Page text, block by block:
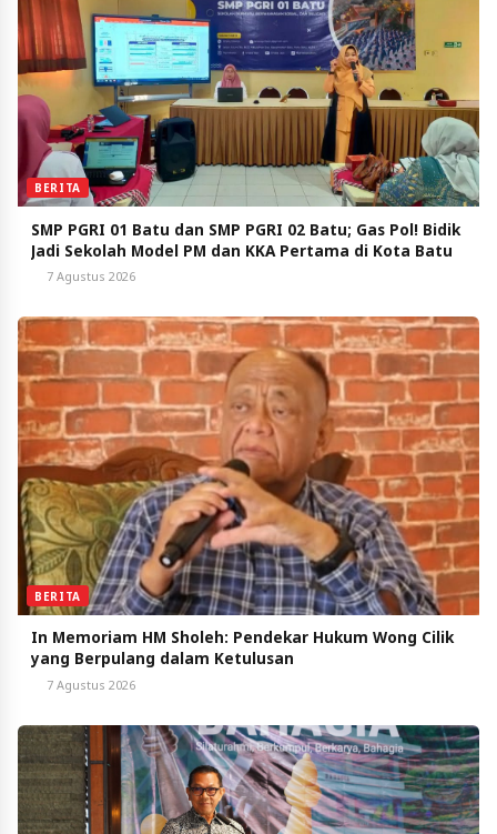
BERITA
SMP PGRI 01 Batu dan SMP PGRI 02 Batu; Gas Pol! Bidik
Jadi Sekolah Model PM dan KKA Pertama di Kota Batu
7 Agustus 2026
BERITA
In Memoriam HM Sholeh: Pendekar Hukum Wong Cilik
yang Berpulang dalam Ketulusan
7 Agustus 2026